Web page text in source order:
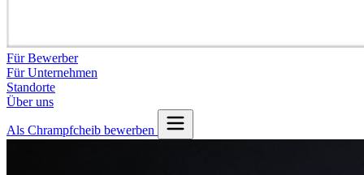
Für Bewerber
Für Unternehmen
Standorte
Über uns
Als Chrampfcheib bewerben